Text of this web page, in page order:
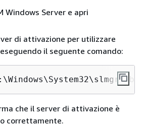
Windows Server e apri
di attivazione per utilizzare
il seguente comando:
che il server di attivazione è
correttamente.